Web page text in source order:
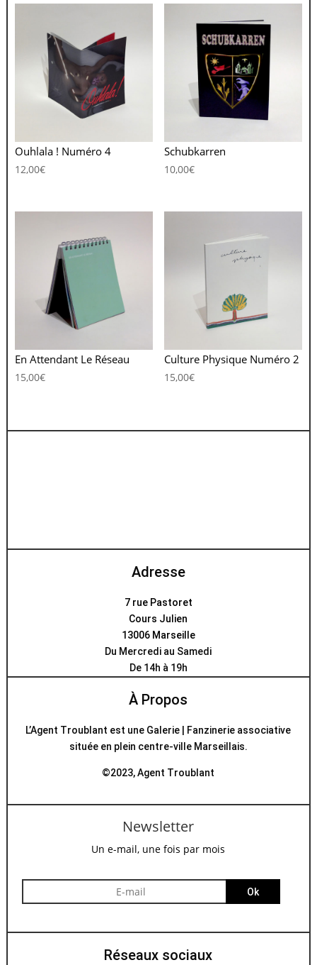
Ouhlala ! Numéro 4
12,00€
Schubkarren
10,00€
En Attendant Le Réseau
15,00€
Culture Physique Numéro 2
15,00€
Adresse
7 rue Pastoret
Cours Julien
13006 Marseille
Du Mercredi au Samedi
De 14h à 19h
À Propos
L’Agent Troublant est une Galerie | Fanzinerie associative
située en plein centre-ville Marseillais.
©2023, Agent Troublant
Newsletter
Un e-mail, une fois par mois
Ok
Réseaux sociaux